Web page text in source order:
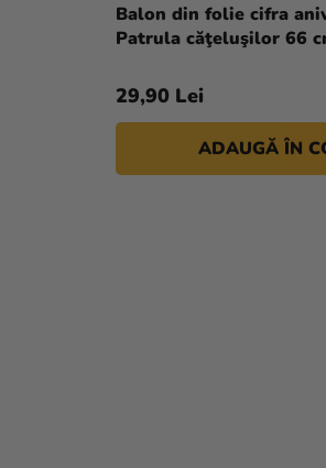
Balon din folie cifra
Patrula căţeluşilor 66
29,90 Lei
ADAUGĂ ÎN